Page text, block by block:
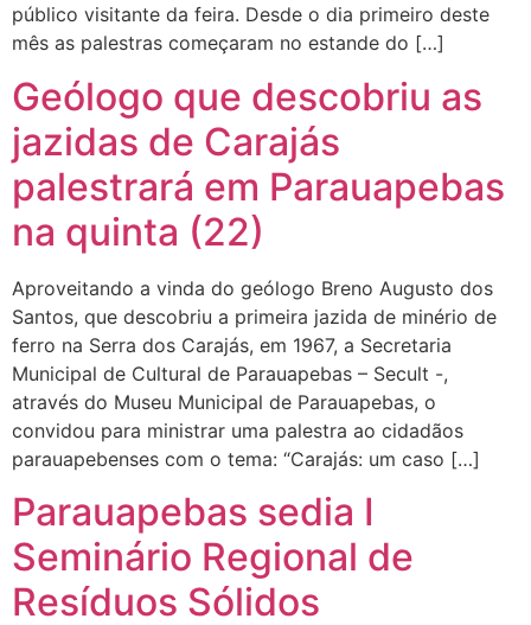
público visitante da feira. Desde o dia primeiro deste
mês as palestras começaram no estande do […]
Geólogo que descobriu as
jazidas de Carajás
palestrará em Parauapebas
na quinta (22)
Aproveitando a vinda do geólogo Breno Augusto dos
Santos, que descobriu a primeira jazida de minério de
ferro na Serra dos Carajás, em 1967, a Secretaria
Municipal de Cultural de Parauapebas – Secult -,
através do Museu Municipal de Parauapebas, o
convidou para ministrar uma palestra ao cidadãos
parauapebenses com o tema: “Carajás: um caso […]
Parauapebas sedia I
Seminário Regional de
Resíduos Sólidos